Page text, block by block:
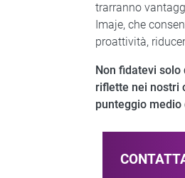
trarranno
Imaje, che
proattività,
Non fidatevi
riflette nei nostri
punteggio